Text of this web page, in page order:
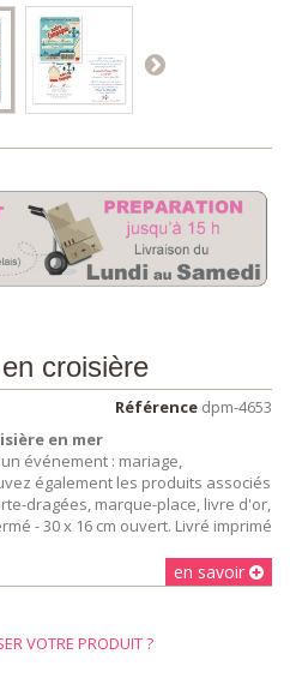
croisière
Référence dpm-4653
en mer
événement : mariage,
également les produits associés
dragées, marque-place, livre d'or,
- 30 x 16 cm ouvert. Livré imprimé
en savoir